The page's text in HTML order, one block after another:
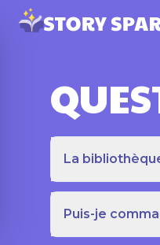
La
Puis-je